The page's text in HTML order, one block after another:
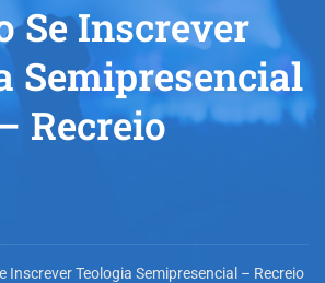
Se Inscrever
Semipresencial
Recreio
Inscrever Teologia Semipresencial – Recreio